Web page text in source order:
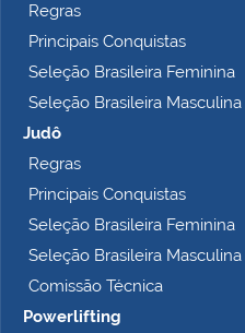
Regras
Principais Conquistas
Seleção Brasileira Feminina
Seleção Brasileira Masculina
Judô
Regras
Principais Conquistas
Seleção Brasileira Feminina
Seleção Brasileira Masculina
Comissão Técnica
Powerlifting